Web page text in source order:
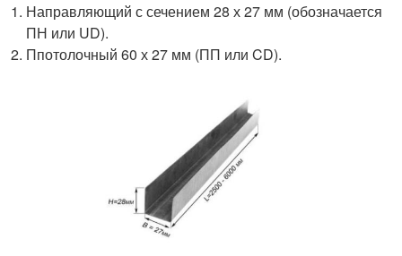
Направляющий с сечением 28 х 27 мм (обозначается
ПН или UD).
Ппотолочный 60 х 27 мм (ПП или CD).